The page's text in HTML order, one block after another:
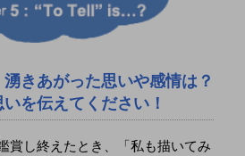
きあがった思いや感情は？
を伝えてください！
賞し終えたとき、「私も描いてみ